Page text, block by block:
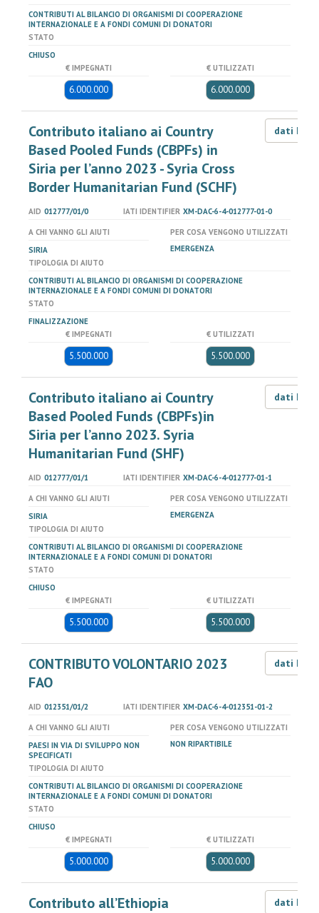
CONTRIBUTI AL BILANCIO DI ORGANISMI DI COOPERAZIONE
INTERNAZIONALE E A FONDI COMUNI DI DONATORI
STATO
CHIUSO
€ IMPEGNATI
6.000.000
€ UTILIZZATI
6.000.000
Contributo italiano ai Country
Based Pooled Funds (CBPFs) in
Siria per l’anno 2023 - Syria Cross
Border Humanitarian Fund (SCHF)
dati LOD
AID 012777/01/0 IATI IDENTIFIER XM-DAC-6-4-012777-01-0
A CHI VANNO GLI AIUTI
SIRIA
PER COSA VENGONO UTILIZZATI
EMERGENZA
TIPOLOGIA DI AIUTO
CONTRIBUTI AL BILANCIO DI ORGANISMI DI COOPERAZIONE
INTERNAZIONALE E A FONDI COMUNI DI DONATORI
STATO
FINALIZZAZIONE
€ IMPEGNATI
5.500.000
€ UTILIZZATI
5.500.000
Contributo italiano ai Country
Based Pooled Funds (CBPFs)in
Siria per l’anno 2023. Syria
Humanitarian Fund (SHF)
dati LOD
AID 012777/01/1 IATI IDENTIFIER XM-DAC-6-4-012777-01-1
A CHI VANNO GLI AIUTI
SIRIA
PER COSA VENGONO UTILIZZATI
EMERGENZA
TIPOLOGIA DI AIUTO
CONTRIBUTI AL BILANCIO DI ORGANISMI DI COOPERAZIONE
INTERNAZIONALE E A FONDI COMUNI DI DONATORI
STATO
CHIUSO
€ IMPEGNATI
5.500.000
€ UTILIZZATI
5.500.000
CONTRIBUTO VOLONTARIO 2023
FAO
dati LOD
AID 012351/01/2 IATI IDENTIFIER XM-DAC-6-4-012351-01-2
A CHI VANNO GLI AIUTI
PAESI IN VIA DI SVILUPPO NON
SPECIFICATI
PER COSA VENGONO UTILIZZATI
NON RIPARTIBILE
TIPOLOGIA DI AIUTO
CONTRIBUTI AL BILANCIO DI ORGANISMI DI COOPERAZIONE
INTERNAZIONALE E A FONDI COMUNI DI DONATORI
STATO
CHIUSO
€ IMPEGNATI
5.000.000
€ UTILIZZATI
5.000.000
Contributo all’Ethiopia
dati LOD